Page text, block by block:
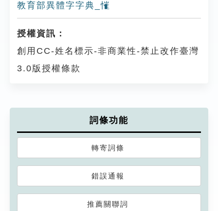
教育部異體字字典_慛
授權資訊：
創用CC-姓名標示-非商業性-禁止改作臺灣
3.0版授權條款
詞條功能
轉寄詞條
錯誤通報
推薦關聯詞